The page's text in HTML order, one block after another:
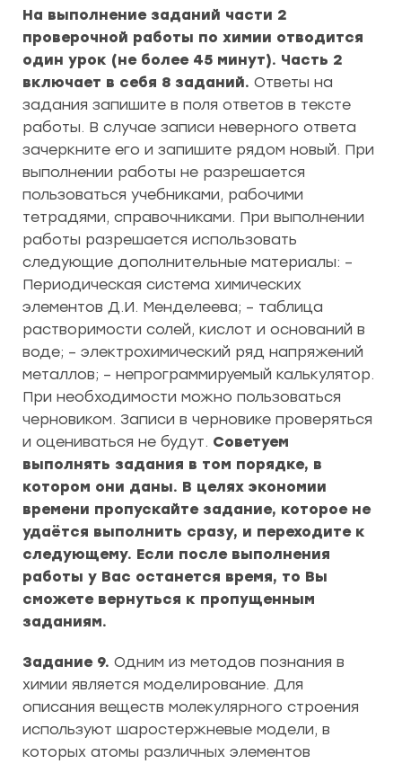
На выполнение заданий части 2
проверочной работы по химии отводится
один урок (не более 45 минут). Часть 2
включает в себя 8 заданий. Ответы на
задания запишите в поля ответов в тексте
работы. В случае записи неверного ответа
зачеркните его и запишите рядом новый. При
выполнении работы не разрешается
пользоваться учебниками, рабочими
тетрадями, справочниками. При выполнении
работы разрешается использовать
следующие дополнительные материалы: –
Периодическая система химических
элементов Д.И. Менделеева; – таблица
растворимости солей, кислот и оснований в
воде; – электрохимический ряд напряжений
металлов; – непрограммируемый калькулятор.
При необходимости можно пользоваться
черновиком. Записи в черновике проверяться
и оцениваться не будут. Советуем
выполнять задания в том порядке, в
котором они даны. В целях экономии
времени пропускайте задание, которое не
удаётся выполнить сразу, и переходите к
следующему. Если после выполнения
работы у Вас останется время, то Вы
сможете вернуться к пропущенным
заданиям.
Задание 9. Одним из методов познания в
химии является моделирование. Для
описания веществ молекулярного строения
используют шаростержневые модели, в
которых атомы различных элементов